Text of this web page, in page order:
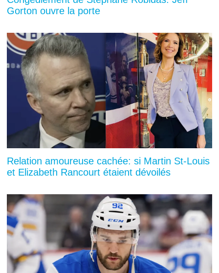
Gorton ouvre la porte
Relation amoureuse cachée: si Martin St-Louis
et Elizabeth Rancourt étaient dévoilés